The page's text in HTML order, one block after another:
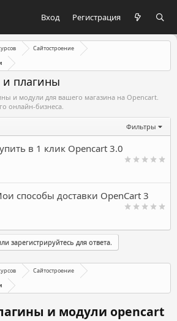
Вход Регистрация
Сайтостроение
плагины
и модули для вашего магазина на Opencart.
онлайн-бизнеса.
Фильтры
в 1 клик Opencart 3.0
способы доставки OpenCart 3
зарегистрируйтесь для ответа.
Сайтостроение
и модули opencart